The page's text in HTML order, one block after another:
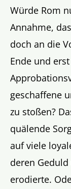
Würde Rom
Annahme,
doch an die
Ende und
geschaffene
zu stoßen?
quälende
auf viele
deren
erodierte.